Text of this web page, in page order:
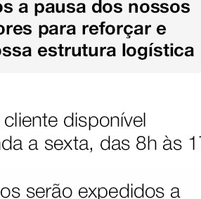
clássico para
- Y-tube verde
€
dupla
adultos
20,00